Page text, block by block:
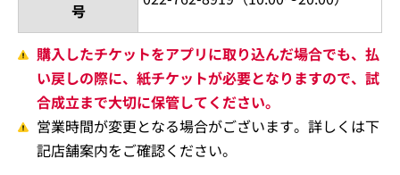
号
購入したチケットをアプリに取り込んだ場合でも、払
い戻しの際に、紙チケットが必要となりますので、試
合成立まで大切に保管してください。
営業時間が変更となる場合がございます。詳しくは下
記店舗案内をご確認ください。